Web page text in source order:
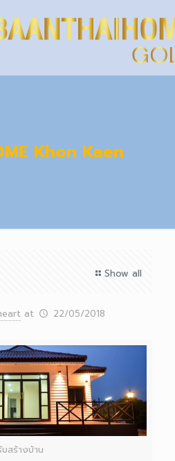
Khon Kaen
Show all
at 22/05/2018
บสร้างบ้าน